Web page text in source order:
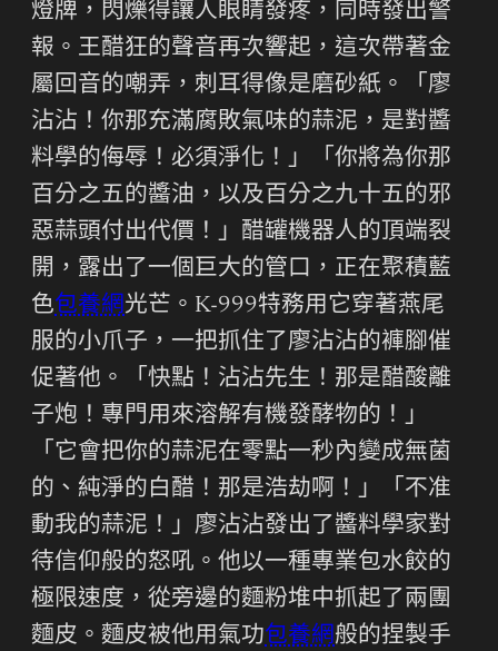
燈牌，閃爍得讓人眼睛發疼，同時發出警
報。王醋狂的聲音再次響起，這次帶著金
屬回音的嘲弄，刺耳得像是磨砂紙。「廖
沾沾！你那充滿腐敗氣味的蒜泥，是對醬
料學的侮辱！必須淨化！」「你將為你那
百分之五的醬油，以及百分之九十五的邪
惡蒜頭付出代價！」醋罐機器人的頂端裂
開，露出了一個巨大的管口，正在聚積藍
色包養網光芒。K-999特務用它穿著燕尾
服的小爪子，一把抓住了廖沾沾的褲腳催
促著他。「快點！沾沾先生！那是醋酸離
子炮！專門用來溶解有機發酵物的！」
「它會把你的蒜泥在零點一秒內變成無菌
的、純淨的白醋！那是浩劫啊！」「不准
動我的蒜泥！」廖沾沾發出了醬料學家對
待信仰般的怒吼。他以一種專業包水餃的
極限速度，從旁邊的麵粉堆中抓起了兩團
麵皮。麵皮被他用氣功包養網般的捏製手